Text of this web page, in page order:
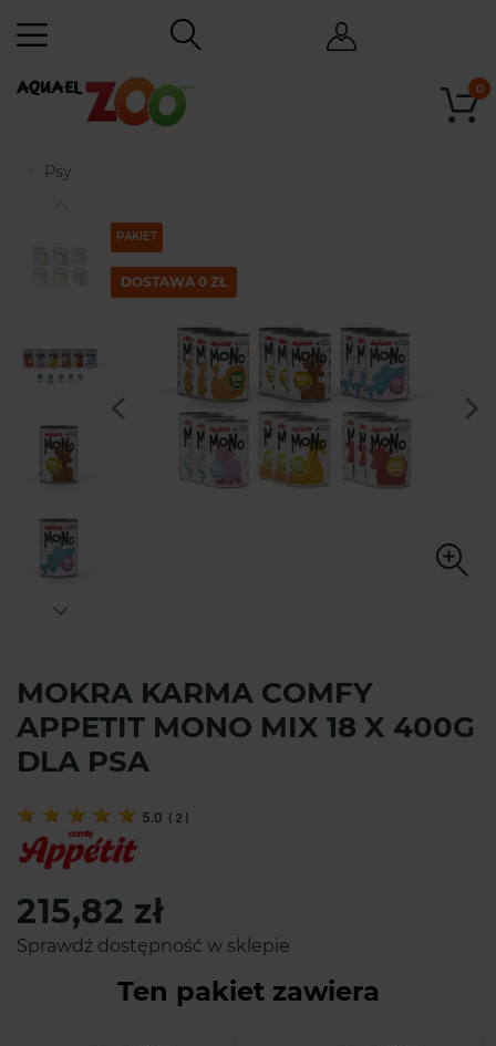
0
Psy
PAKIET
DOSTAWA 0 ZŁ
MOKRA KARMA COMFY
APPETIT MONO MIX 18 X 400G
DLA PSA
5.0 ( 2 )
215,82 zł
Sprawdź dostępność w sklepie
Ten pakiet zawiera